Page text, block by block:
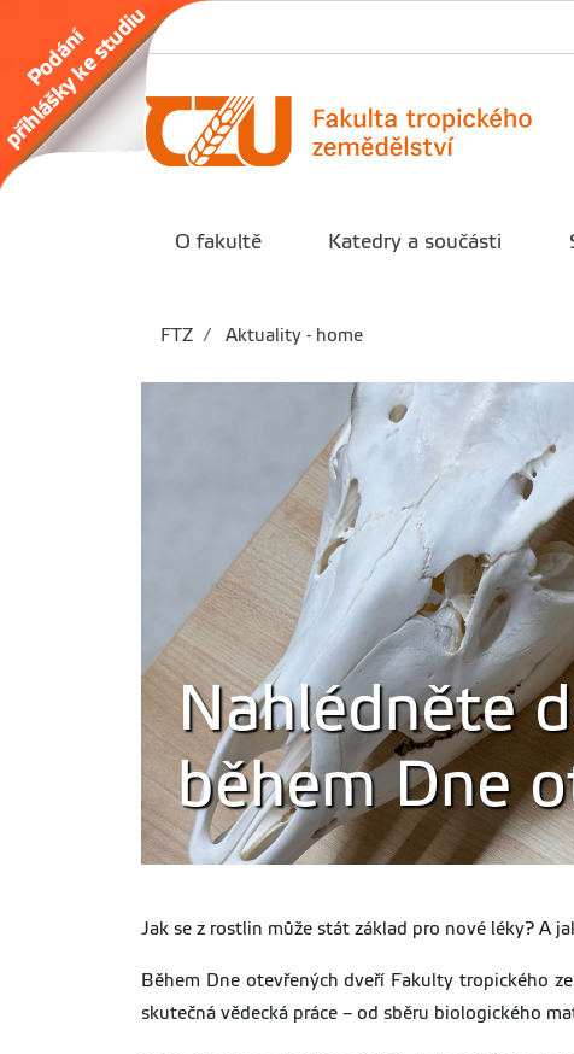
O fakultě Katedry a součásti
FTZ Aktuality - home
Nahlédněte
během Dne
Jak se z rostlin může stát základ pro nové léky? A
Během Dne otevřených dveří Fakulty tropického
skutečná vědecká práce – od sběru biologického